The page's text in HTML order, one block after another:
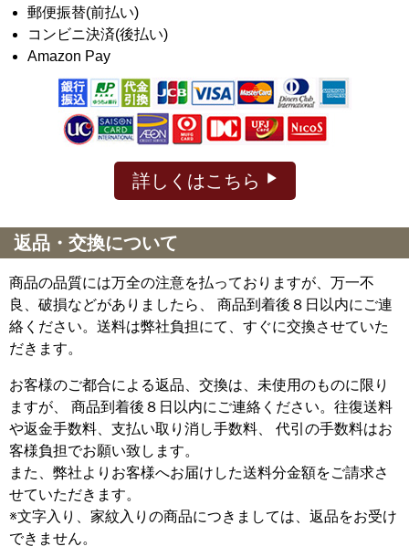
郵便振替(前払い)
コンビニ決済(後払い)
Amazon Pay
詳しくはこちら
返品・交換について
商品の品質には万全の注意を払っておりますが、万一不
良、破損などがありましたら、 商品到着後８日以内にご連
絡ください。送料は弊社負担にて、すぐに交換させていた
だきます。
お客様のご都合による返品、交換は、未使用のものに限り
ますが、
商品到着後８日以内にご連絡ください。往復送料
や返金手数料、支払い取り消し手数料、 代引の手数料はお
客様負担でお願い致します。
また、弊社よりお客様へお届けした送料分金額をご請求さ
せていただきます。
※文字入り、家紋入りの商品につきましては、返品をお受け
できません。